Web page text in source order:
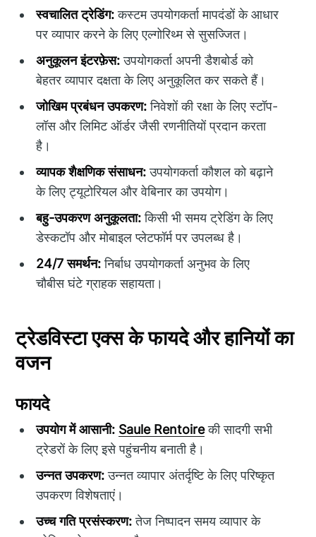
स्वचालित ट्रेडिंग:कस्टम उपयोगकर्ता मापदंडों के आधार
पर व्यापार करने के लिए एल्गोरिथ्म से सुसज्जित।
अनुकूलन इंटरफ़ेस:उपयोगकर्ता अपनी डैशबोर्ड को
बेहतर व्यापार दक्षता के लिए अनुकूलित कर सकते हैं।
जोखिम प्रबंधन उपकरण:निवेशों की रक्षा के लिए स्टॉप-
लॉस और लिमिट ऑर्डर जैसी रणनीतियों प्रदान करता
है।
व्यापक शैक्षणिक संसाधन:उपयोगकर्ता कौशल को बढ़ाने
के लिए ट्यूटोरियल और वेबिनार का उपयोग।
बहु-उपकरण अनुकूलता:किसी भी समय ट्रेडिंग के लिए
डेस्कटॉप और मोबाइल प्लेटफॉर्म पर उपलब्ध है।
24/7 समर्थन:निर्बाध उपयोगकर्ता अनुभव के लिए
चौबीस घंटे ग्राहक सहायता।
ट्रेडविस्टा एक्स के फायदे और हानियों का
वजन
फायदे
उपयोग में आसानी: Saule Rentoireकी सादगी सभी
ट्रेडरों के लिए इसे पहुंचनीय बनाती है।
उन्नत उपकरण:उन्नत व्यापार अंतर्दृष्टि के लिए परिष्कृत
उपकरण विशेषताएं।
उच्च गति प्रसंस्करण:तेज निष्पादन समय व्यापार के